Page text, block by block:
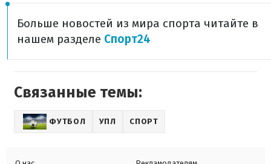
Больше новостей из мира спорта читайте в
нашем разделе Спорт24
Связанные темы:
ФУТБОЛ УПЛ СПОРТ